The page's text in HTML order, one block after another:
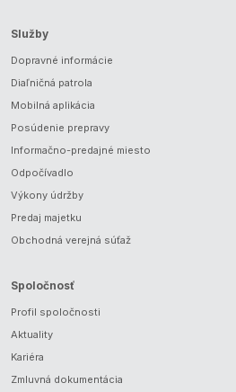
Služby
Dopravné informácie
Diaľničná patrola
Mobilná aplikácia
Posúdenie prepravy
Informačno-predajné miesto
Odpočívadlo
Výkony údržby
Predaj majetku
Obchodná verejná súťaž
Spoločnosť
Profil spoločnosti
Aktuality
Kariéra
Zmluvná dokumentácia